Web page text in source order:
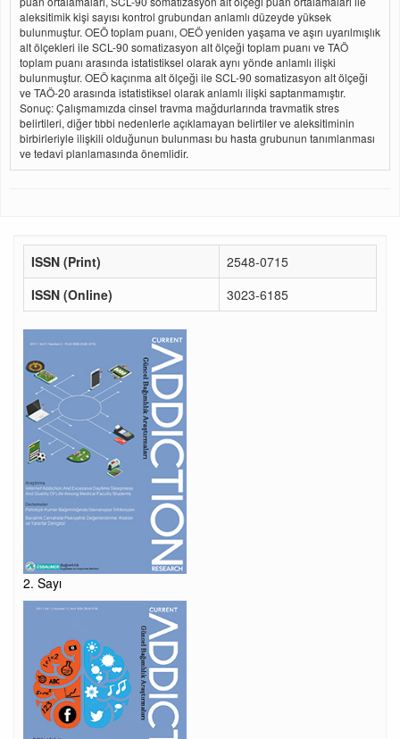
aleksitimik kişi sayısı kontrol grubundan anlamlı düzeyde yüksek
bulunmuştur. OEÖ toplam puanı, OEÖ yeniden yaşama ve aşırı uyarılmışlık
alt ölçekleri ile SCL-90 somatizasyon alt ölçeği toplam puanı ve TAÖ
toplam puanı arasında istatistiksel olarak aynı yönde anlamlı ilişki
bulunmuştur. OEÖ kaçınma alt ölçeği ile SCL-90 somatizasyon alt ölçeği
ve TAÖ-20 arasında istatistiksel olarak anlamlı ilişki saptanmamıştır.
Sonuç: Çalışmamızda cinsel travma mağdurlarında travmatik stres
belirtileri, diğer tıbbi nedenlerle açıklamayan belirtiler ve aleksitiminin
birbirleriyle ilişkili olduğunun bulunması bu hasta grubunun tanımlanması
ve tedavi planlamasında önemlidir.
ISSN (Print)
2548-0715
ISSN (Online)
3023-6185
2. Sayı